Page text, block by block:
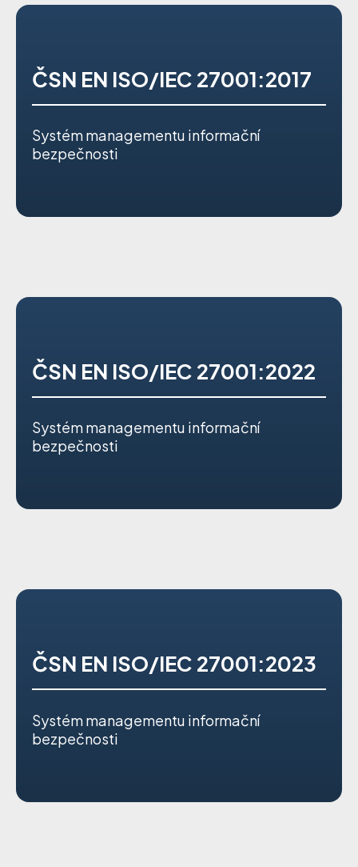
ČSN EN ISO/IEC 27001:2017
Systém managementu informační
bezpečnosti
ČSN EN ISO/IEC 27001:2022
Systém managementu informační
bezpečnosti
ČSN EN ISO/IEC 27001:2023
Systém managementu informační
bezpečnosti